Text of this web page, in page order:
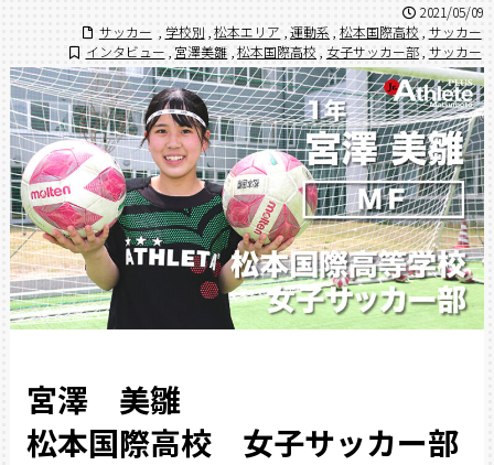
2021/05/09
サッカー
学校別 松本エリア 運動系 松本国際高校 サッカー
インタビュー 宮澤美雛 松本国際高校 , 女子サッカー部 サッカー
宮澤 美雛
松本国際高校 女子サッカー部